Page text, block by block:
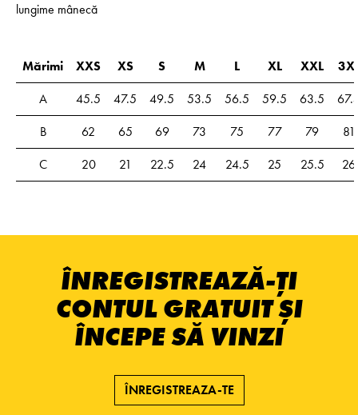
lungime mânecă
Mărimi XXS XS S M L XL XXL
A
45.5 47.5 49.5 53.5 56.5 59.5 63.5
B
62 65 69 73 75 77 79
81
C
20 21 22.5 24 24.5 25 25.5 26
ÎNREGISTREAZĂ-ȚI
CONTUL GRATUIT ȘI
ÎNCEPE SĂ VINZI
ÎNREGISTREAZA-TE